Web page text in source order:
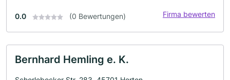
0.0 (0 Bewertungen) Firma bewerten
Bernhard Hemling e. K.